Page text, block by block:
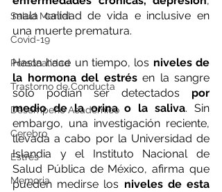
Salud Mental
Covid-19
Personalidad
Trastorno de Conducta
Desempeño Académico
Cerebro
Estrés
Memoria
mala calidad de vida e inclusive en
una muerte prematura.
Hasta hace un tiempo, los niveles de
la hormona del estrés en la sangre
sólo podían ser detectados por
medio de la orina o la saliva. Sin
embargo, una investigación reciente,
llevada a cabo por la Universidad de
Islandia y el Instituto Nacional de
Salud Pública de México, afirma que
pueden medirse los niveles de esta